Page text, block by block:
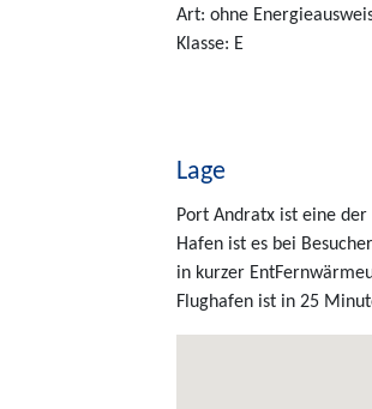
Art: ohne
Klasse: E
Lage
Port Andratx ist eine
Hafen ist es bei
in kurzer
Flughafen ist in 25